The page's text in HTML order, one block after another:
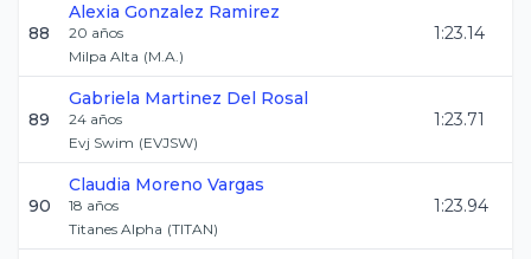
88
Alexia Gonzalez Ramirez
20 años
Milpa Alta (M.A.)
1:23.14
89
Gabriela Martinez Del Rosal
24 años
Evj Swim (EVJSW)
1:23.71
90
Claudia Moreno Vargas
18 años
Titanes Alpha (TITAN)
1:23.94